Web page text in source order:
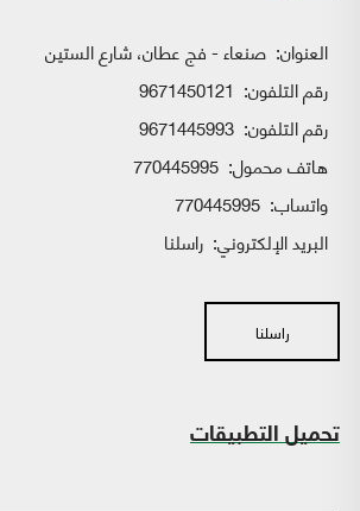
العنوان: صنعاء - فج عطان، شارع الستين
رقم التلفون: 9671450121
رقم التلفون: 9671445993
هاتف محمول: 770445995
واتساب:
البريد الإلكتروني: راسلنا
راسلنا
تحميل التطبيقات